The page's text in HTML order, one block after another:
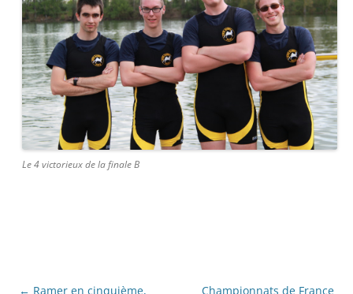
Le 4 victorieux de la finale B
Post navigation
← Ramer en cinquième,
Championnats de France